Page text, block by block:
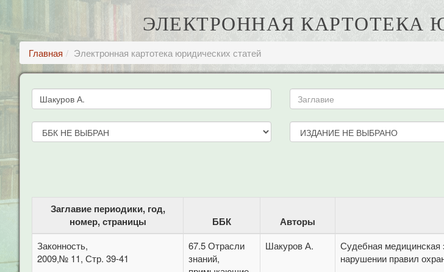
ЭЛЕКТРОННАЯ КАРТОТЕКА
Главная Электронная картотека юридических статей
Заглавие периодики, год,
номер, страницы
ББК Авторы
Законность,
2009,№ 11, Стр. 39-41
67.5 Отрасли
знаний,
Шакуров А.
Судебная медицинская
нарушении правил